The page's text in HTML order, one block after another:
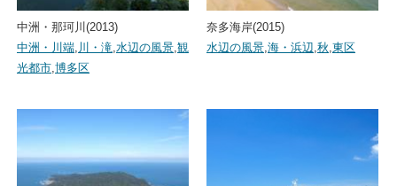
中洲・那珂川(2013)
中洲・川端, 川・滝,水辺の風景,観
光都市,博多区
奈多海岸(2015)
水辺の風景,海・浜辺,秋,東区